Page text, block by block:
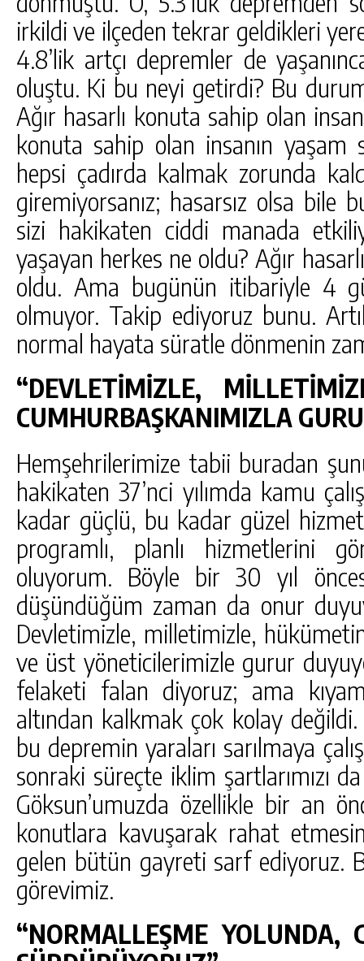
irkildi ve ilçeden tekrar geldikleri
4.8’lik artçı depremler de
oluştu. Ki bu neyi getirdi? Bu
Ağır hasarlı konuta sahip olan
konuta sahip olan insanın yaşam
hepsi çadırda kalmak zorunda
giremiyorsanız; hasarsız olsa bile
sizi hakikaten ciddi manada
yaşayan herkes ne oldu? Ağır
oldu. Ama bugünün itibariyle 4
olmuyor. Takip ediyoruz bunu.
normal hayata süratle dönmenin
“DEVLETİMİZLE,
CUMHURBAŞKANIMIZLA
Hemşehrilerimize tabii buradan
hakikaten 37’nci yılımda kamu
kadar güçlü, bu kadar güzel
programlı, planlı hizmetlerini
oluyorum. Böyle bir 30 yıl
düşündüğüm zaman da onur
Devletimizle, milletimizle,
ve üst yöneticilerimizle gurur
felaketi falan diyoruz; ama
altından kalkmak çok kolay
bu depremin yaraları sarılmaya
sonraki süreçte iklim şartlarımızı
Göksun’umuzda özellikle bir an
konutlara kavuşarak rahat
gelen bütün gayreti sarf ediyoruz.
görevimiz.
“NORMALLEŞME YOLUNDA,